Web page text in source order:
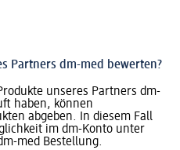
Partners dm-med bewerten?
unseres Partners dm-
haben, können
abgeben. In diesem Fall
im dm-Konto unter
med Bestellung.